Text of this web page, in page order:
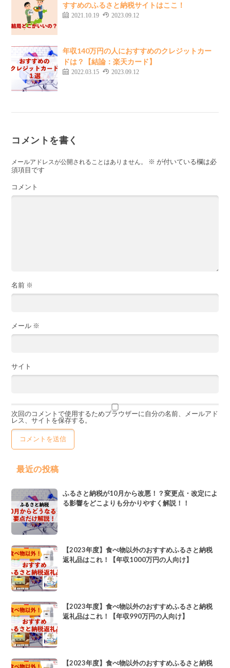
すすめのふるさと納税サイトはここ！
2021.10.19 2023.09.12
年収140万円の人におすすめのクレジットカー
ドは？【結論：楽天カード】
2022.03.15 2023.09.12
コメントを書く
メールアドレスが公開されることはありません。 ※ が付いている欄は必
須項目です
コメント
名前 ※
メール ※
サイト
次回のコメントで使用するためブラウザーに自分の名前、メールアド
レス、サイトを保存する。
最近の投稿
ふるさと納税が10月から改悪！？変更点・改定によ
る影響をどこよりも分かりやすく解説！！
【2023年度】食べ物以外のおすすめふるさと納税
返礼品はこれ！【年収1000万円の人向け】
【2023年度】食べ物以外のおすすめふるさと納税
返礼品はこれ！【年収990万円の人向け】
【2023年度】食べ物以外のおすすめふるさと納税